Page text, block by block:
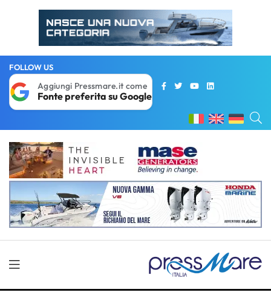
FOLLOW US
Aggiungi Pressmare.it come
Fonte preferita su Google